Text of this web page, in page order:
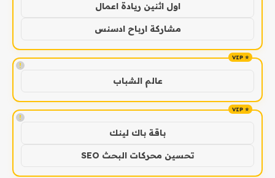
اول اثنين ريادة اعمال
مشاركة ارباح ادسنس
!
عالم الشباب
!
باقة باك لينك
تحسين محركات البحث SEO